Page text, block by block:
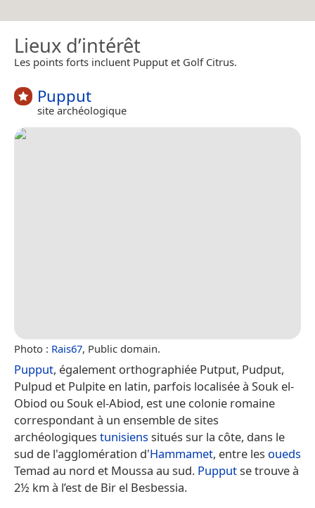
Lieux d’intérêt
Les points forts incluent Pupput et Golf Citrus.
Pupput
site archéologique
Photo : Rais67, Public domain.
Pupput, également orthographiée Putput, Pudput,
Pulpud et Pulpite en latin, parfois localisée à Souk el-
Obiod ou Souk el-Abiod, est une colonie romaine
correspondant à un ensemble de sites
archéologiques tunisienssitués sur la côte, dans le
sud de l'agglomération d'Hammamet, entre les oueds
Temad au nord et Moussa au sud. Pupputse trouve à
2½ km à l’est de Bir el Besbessia.